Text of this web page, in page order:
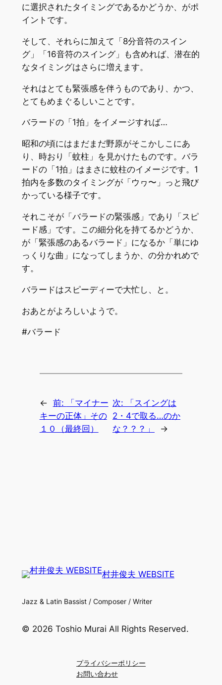
に選択されたタイミングであるかどうか、がポ
イントです。
そして、それらに加えて「8分音符のスイン
グ」「16音符のスイング」も含めれば、潜在的
なタイミングはさらに増えます。
それはとても緊張感を伴うものであり、かつ、
とてもめまぐるしいことです。
バラードの「1拍」をイメージすれば…
昭和の頃にはまだまだ野原がそこかしこにあ
り、時おり「蚊柱」を見かけたものです。バラ
ードの「1拍」はまさに蚊柱のイメージです。1
拍内を多数のタイミングが「ウヮ〜」っと飛び
かっている様子です。
それこそが「バラードの緊張感」であり「スピ
ード感」です。この細分化を持てるかどうか、
が「緊張感のあるバラード」になるか「単にゆ
っくりな曲」になってしまうか、の分かれめで
す。
バラードはスピーディーで大忙し、と。
おあとがよろしいようで。
#バラード
← 前:
「マイナー
キーの正体」その
１０（最終回）
次:
「スイングは
2・4で取る…のか
な？？？」
→
村井俊夫 WEBSITE
Jazz & Latin Bassist / Composer / Writer
© 2026 Toshio Murai All Rights Reserved.
プライバシーポリシー
お問い合わせ